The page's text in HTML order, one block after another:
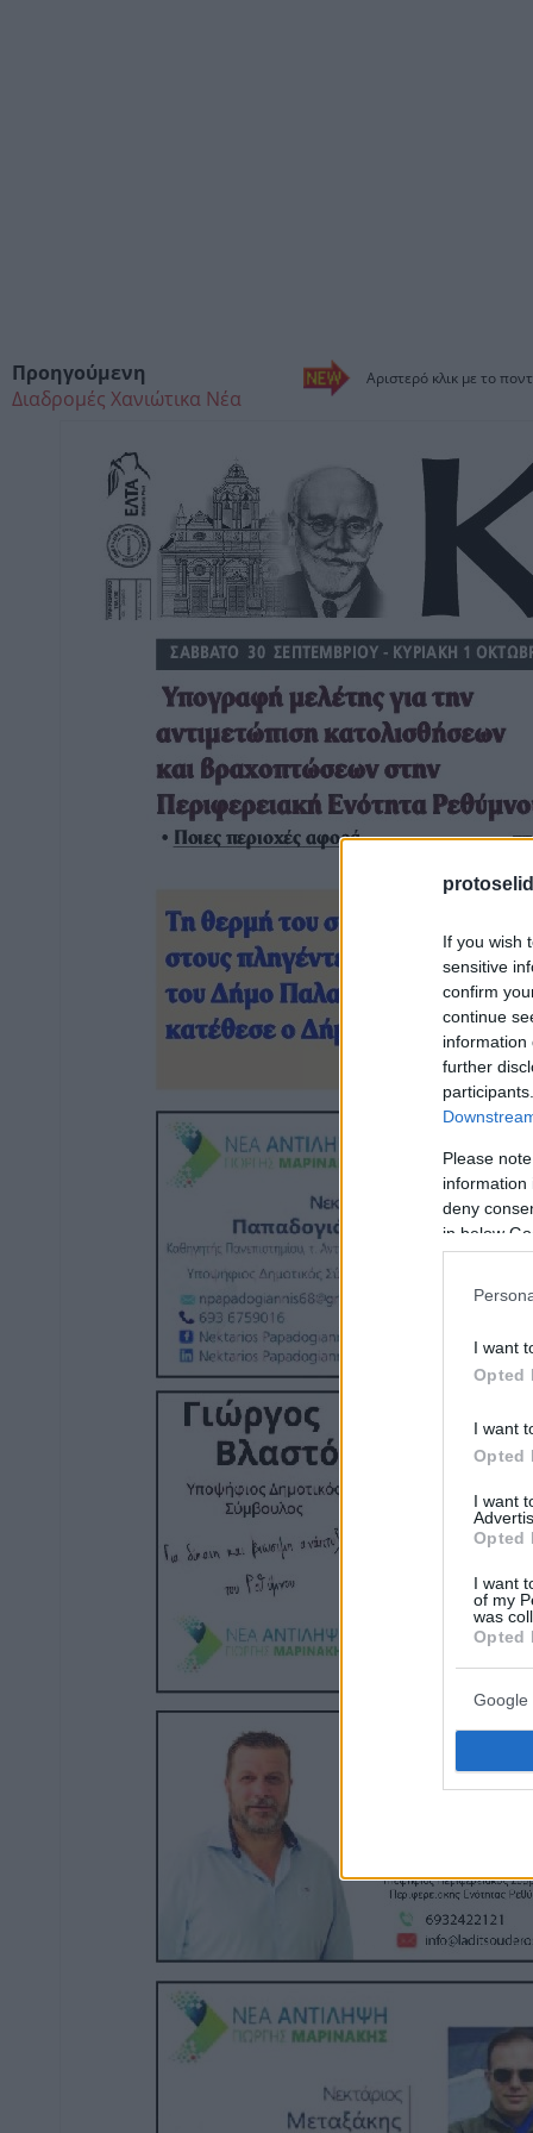
If you wish
sensitive
confirm
continue
information
further
Please
information
deny
in below
I want
Opted
I want
Opted
I want
Opted
I want
of my
was
Opted
Google
Αριστερό κλικ με το
Προηγούμενη
Διαδρομές Χανιώτικα Νέα